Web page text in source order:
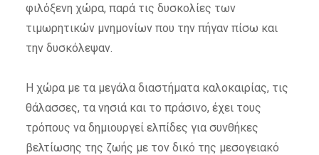
φιλόξενη χώρα, παρά τις δυσκολίες των
τιμωρητικών μνημονίων που την πήγαν πίσω και
την δυσκόλεψαν.
Η χώρα με τα μεγάλα διαστήματα καλοκαιρίας, τις
θάλασσες, τα νησιά και το πράσινο, έχει τους
τρόπους να δημιουργεί ελπίδες για συνθήκες
βελτίωσης της ζωής με τον δικό της μεσογειακό